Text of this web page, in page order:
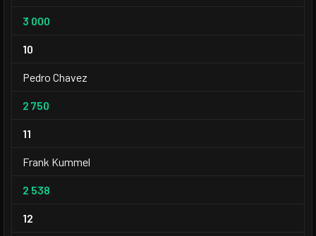
3 000
10
Pedro Chavez
2 750
11
Frank Kummel
2 538
12